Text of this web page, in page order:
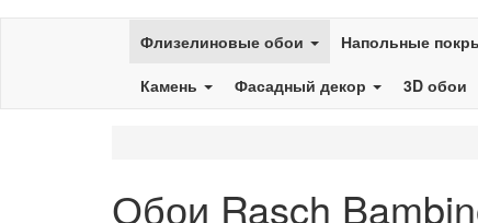
Флизелиновые обои Напольные
Камень
Фасадный декор 3D обои
Обои Rasch